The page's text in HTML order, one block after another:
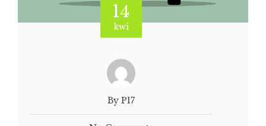
14
kwi
By P17